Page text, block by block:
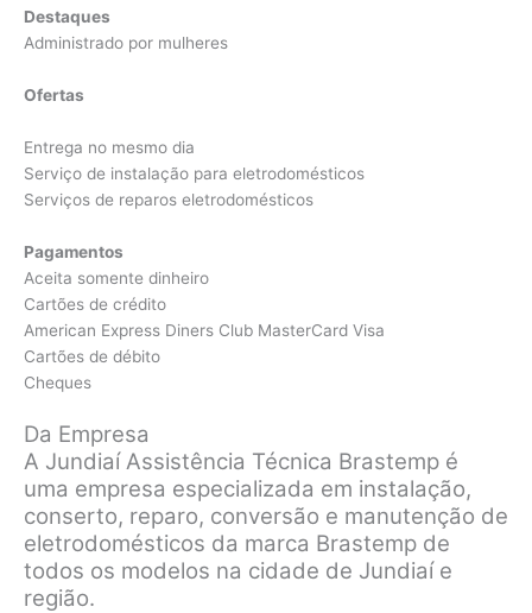
Destaques
Administrado por mulheres
Ofertas
Entrega no mesmo dia
Serviço de instalação para eletrodomésticos
Serviços de reparos eletrodomésticos
Pagamentos
Aceita somente dinheiro
Cartões de crédito
American Express Diners Club MasterCard Visa
Cartões de débito
Cheques
Da Empresa
A Jundiaí Assistência Técnica Brastemp é
uma empresa especializada em instalação,
conserto, reparo, conversão e manutenção de
eletrodomésticos da marca Brastemp de
todos os modelos na cidade de Jundiaí e
região.